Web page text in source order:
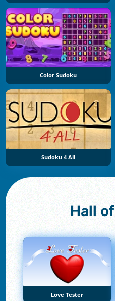
Color Sudoku
Sudoku 4 All
Hall of
Love Tester